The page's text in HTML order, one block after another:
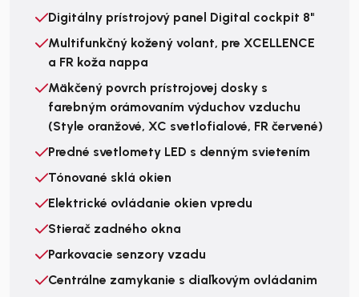
Digitálny prístrojový panel Digital cockpit 8"
Multifunkčný kožený volant, pre XCELLENCE
a FR koža nappa
Mäkčený povrch prístrojovej dosky s
farebným orámovaním výduchov vzduchu
(Style oranžové, XC svetlofialové, FR červené)
Predné svetlomety LED s denným svietením
Tónované sklá okien
Elektrické ovládanie okien vpredu
Stierač zadného okna
Parkovacie senzory vzadu
Centrálne zamykanie s diaľkovým ovládanim